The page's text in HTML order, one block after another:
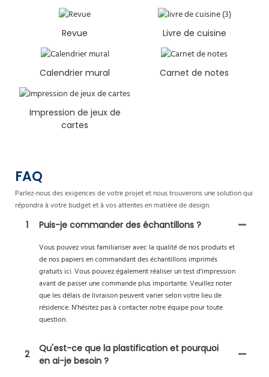
Revue Livre de cuisine
Calendrier mural Carnet de notes
Impression de jeux de
cartes
FAQ
Parlez-nous des exigences de votre projet et nous trouverons une solution qui
répondra à votre budget et à vos attentes en matière de design.
1
Puis-je commander des échantillons ?
Vous pouvez vous familiariser avec la qualité de nos produits et
de nos papiers en commandant des échantillons imprimés
gratuits ici. Vous pouvez également réaliser un test d'impression
avant de passer une commande plus importante. Veuillez noter
que les délais de livraison peuvent varier selon votre lieu de
résidence. N'hésitez pas à contacter notre équipe pour toute
question.
2
Qu'est-ce que la plastification et pourquoi
en ai-je besoin ?